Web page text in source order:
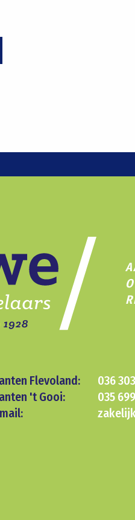
Flevoland:
036
't Gooi:
035